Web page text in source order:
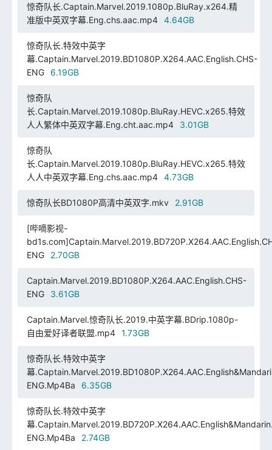
惊奇队长.Captain.Marvel.2019.1080p.BluRay.x264.精
准版中英双字幕.Eng.chs.aac.mp4
4.64GB
惊奇队长.特效中英字
幕.Captain.Marvel.2019.BD1080P.X264.AAC.English.CHS-
ENG
6.19GB
惊奇队
长.Captain.Marvel.2019.1080p.BluRay.HEVC.x265.特效
人人繁体中英双字幕.Eng.cht.aac.mp4
3.01GB
惊奇队
长.Captain.Marvel.2019.1080p.BluRay.HEVC.x265.特效
人人中英双字幕.Eng.chs.aac.mp4
4.73GB
惊奇队长BD1080P高清中英双字.mkv 2.91GB
[哔嘀影视-
ENG
2.70GB
Captain.Marvel.2019.BD1080P.X264.AAC.English.CHS-
ENG
3.61GB
Captain.Marvel.惊奇队长.2019.中英字幕.BDrip.1080p-
自由爱好译者联盟.mp4
1.73GB
惊奇队长.特效中英字
幕
ENG.Mp4Ba
6.35GB
惊奇队长.特效中英字
幕
ENG.Mp4Ba
2.74GB